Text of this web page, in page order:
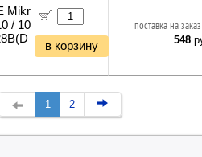
Mikr
/ 10
в корзину
поставка на
548
1 2